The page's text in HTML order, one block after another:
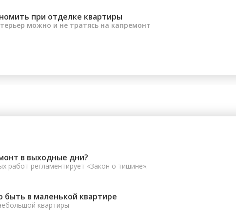
при отделке квартиры
можно и не тратясь на капремонт
в выходные дни?
работ регламентирует «Закон о тишине».
быть в маленькой квартире
квартиры